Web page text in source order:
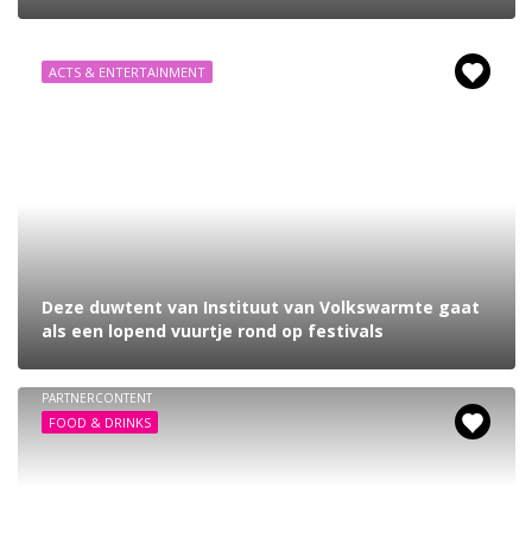
ACTS & ENTERTAINMENT
Deze duwtent van Instituut van Volkswarmte gaat
als een lopend vuurtje rond op festivals
FOOD & DRINKS
PARTNERCONTENT